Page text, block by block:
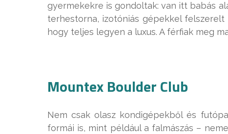
gyermekekre is gondoltak: van itt babás
terhestorna, izotóniás gépekkel
hogy teljes legyen a luxus. A férfiak meg
Mountex Boulder Club
Nem csak olasz kondigépekből és
formái is, mint például a falmászás –